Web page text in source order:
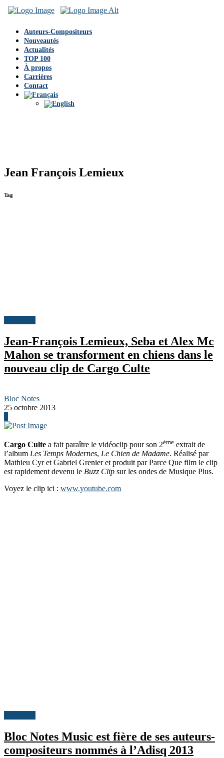
Auteurs-Compositeurs
Nouveautés
Actualités
TOP 100
À propos
Carrières
Contact
Jean François Lemieux
Tag
Jean-François Lemieux, Seba et Alex Mc
Mahon se transforment en chiens dans le
nouveau clip de Cargo Culte
Bloc Notes
25 octobre 2013
Cargo Culte a fait paraître le vidéoclip pour son 2ème extrait de
l’album Les Temps Modernes, Le Chien de Madame. Réalisé par
Mathieu Cyr et Gabriel Grenier et produit par Parce Que film le clip
est rapidement devenu le Buzz Clip sur les ondes de Musique Plus.
Voyez le clip ici : www.youtube.com
Bloc Notes Music est fière de ses auteurs-
compositeurs nommés à l’Adisq 2013